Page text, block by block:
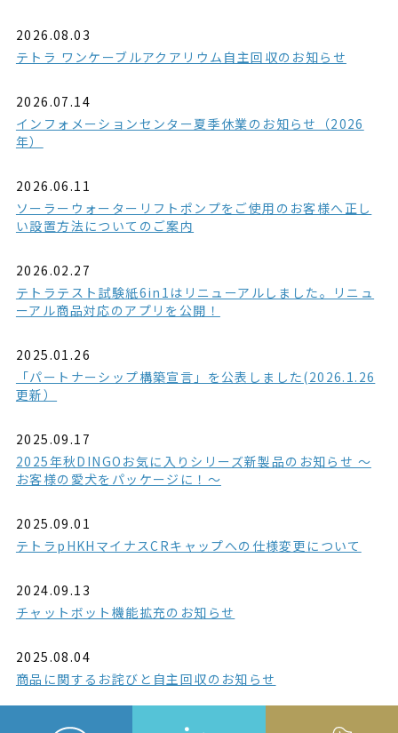
2026.08.03
テトラ ワンケーブルアクアリウム自主回収のお知らせ
2026.07.14
インフォメーションセンター夏季休業のお知らせ（2026
年）
2026.06.11
ソーラーウォーターリフトポンプをご使用のお客様へ正し
い設置方法についてのご案内
2026.02.27
テトラテスト試験紙6in1はリニューアルしました。リニュ
ーアル商品対応のアプリを公開！
2025.01.26
「パートナーシップ構築宣言」を公表しました(2026.1.26
更新）
2025.09.17
2025年秋DINGOお気に入りシリーズ新製品のお知らせ ～
お客様の愛犬をパッケージに！～
2025.09.01
テトラpHKHマイナスCRキャップへの仕様変更について
2024.09.13
チャットボット機能拡充のお知らせ
2025.08.04
商品に関するお詫びと自主回収のお知らせ